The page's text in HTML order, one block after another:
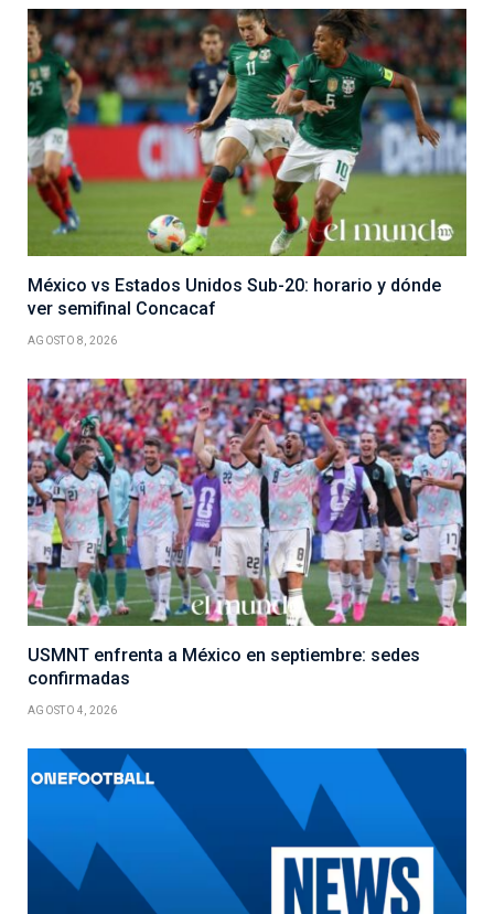
México vs Estados Unidos Sub-20: horario y dónde
ver semifinal Concacaf
AGOSTO 8, 2026
USMNT enfrenta a México en septiembre: sedes
confirmadas
AGOSTO 4, 2026